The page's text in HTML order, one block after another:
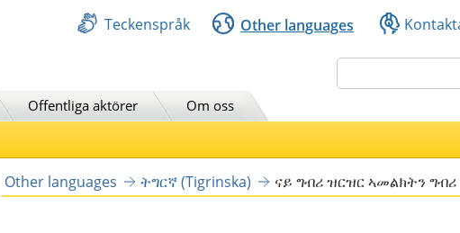
Teckenspråk Other languages
Offentliga aktörer Om oss
Other languages ትግርኛ (Tigrinska) ናይ ግብሪ ዝርዝር ኣመልክትን ግብሪ